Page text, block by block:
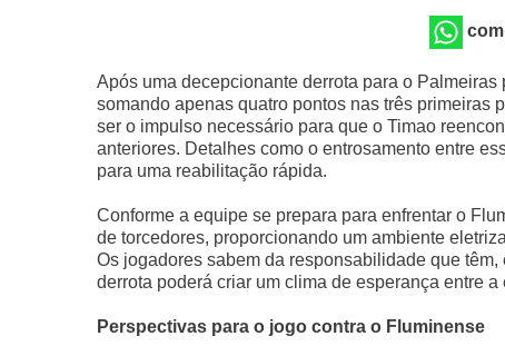
Após uma decepcionante derrota para o
somando apenas quatro pontos nas três primeiras
ser o impulso necessário para que o Timao
anteriores. Detalhes como o entrosamento entre
para uma reabilitação rápida.
Conforme a equipe se prepara para enfrentar o
de torcedores, proporcionando um ambiente
Os jogadores sabem da responsabilidade que
derrota poderá criar um clima de esperança entre a
Perspectivas para o jogo contra o Fluminense